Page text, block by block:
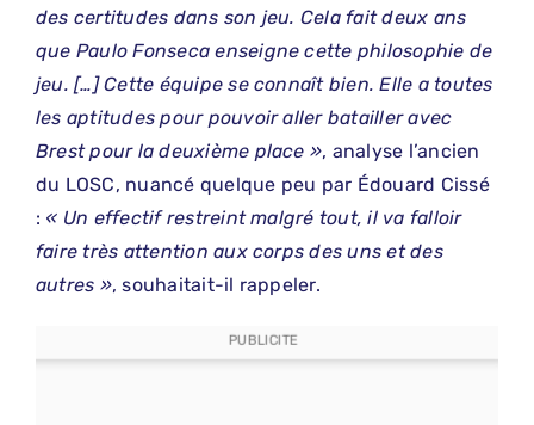
des certitudes dans son jeu. Cela fait deux ans
que Paulo Fonseca enseigne cette philosophie de
jeu. […] Cette équipe se connaît bien. Elle a toutes
les aptitudes pour pouvoir aller batailler avec
Brest pour la deuxième place », analyse l’ancien
du LOSC, nuancé quelque peu par Édouard Cissé
: « Un effectif restreint malgré tout, il va falloir
faire très attention aux corps des uns et des
autres », souhaitait-il rappeler.
PUBLICITE